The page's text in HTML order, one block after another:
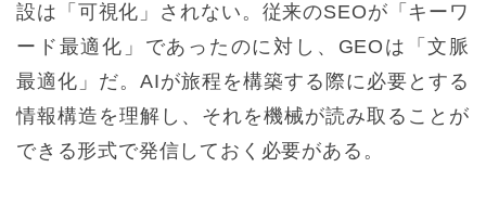
設は「可視化」されない。従来のSEOが「キーワ
ード最適化」であったのに対し、GEOは「文脈
最適化」だ。AIが旅程を構築する際に必要とする
情報構造を理解し、それを機械が読み取ることが
できる形式で発信しておく必要がある。